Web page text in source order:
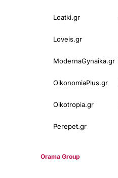
Loatki.gr
Loveis.gr
ModernaGynaika.gr
OikonomiaPlus.gr
Oikotropia.gr
Perepet.gr
Orama Group